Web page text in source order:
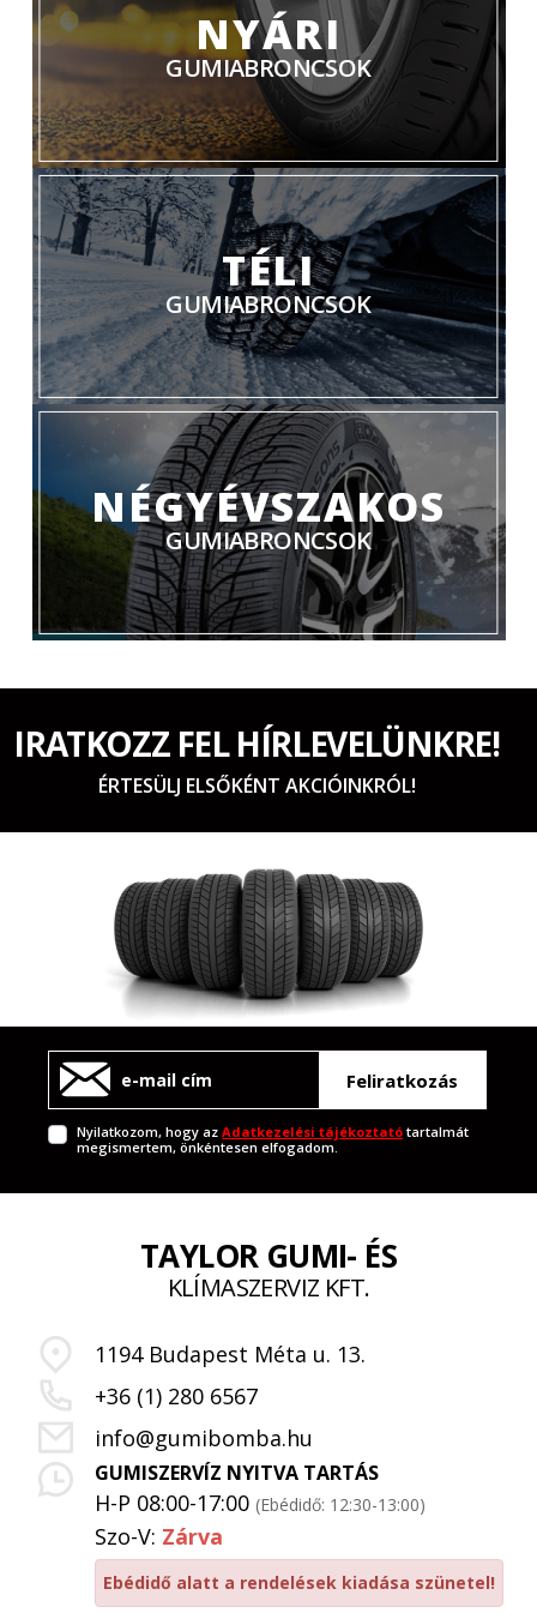
NYÁRI
GUMIABRONCSOK
TÉLI
GUMIABRONCSOK
NÉGYÉVSZAKOS
GUMIABRONCSOK
IRATKOZZ FEL HÍRLEVELÜNKRE!
ÉRTESÜLJ ELSŐKÉNT AKCIÓINKRÓL!
Feliratkozás
Nyilatkozom, hogy azAdatkezelési tájékoztató tartalmát
megismertem, önkéntesen elfogadom.
TAYLOR GUMI- ÉS
KLÍMASZERVIZ KFT.
1194 Budapest Méta u. 13.
+36 (1) 280 6567
info@gumibomba.hu
GUMISZERVÍZ NYITVA TARTÁS
H-P 08:00-17:00 (Ebédidő: 12:30-13:00)
Szo-V: Zárva
Ebédidő alatt a rendelések kiadása szünetel!